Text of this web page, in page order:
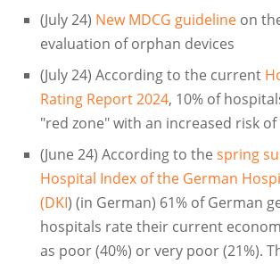
(July 24) New MDCG guidelineon
evaluation of orphan devices
(July 24) According to the current
Rating Report 2024, 10% of
"red zone" with an increased risk of
(June 24) According to the spring
Hospital Index of the German
(DKI) (in German) 61% of German
hospitals rate their current
as poor (40%) or very poor (21%).